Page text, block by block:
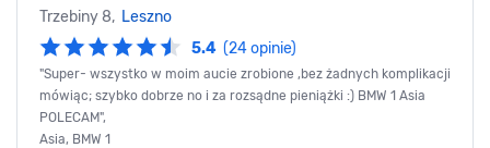
Trzebiny 8, Leszno
5.4 (24 opinie)
"Super- wszystko w moim aucie zrobione ,bez żadnych komplikacji
mówiąc; szybko dobrze no i za rozsądne pieniążki :) BMW 1 Asia
POLECAM",
Asia, BMW 1